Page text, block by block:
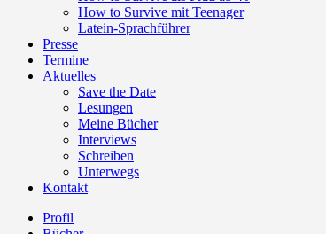
How to Survive mit Teenager
Latein-Sprachführer
Presse
Termine
Aktuelles
Save the Date
Lesungen
Meine Bücher
Interviews
Schreiben
Unterwegs
Kontakt
Profil